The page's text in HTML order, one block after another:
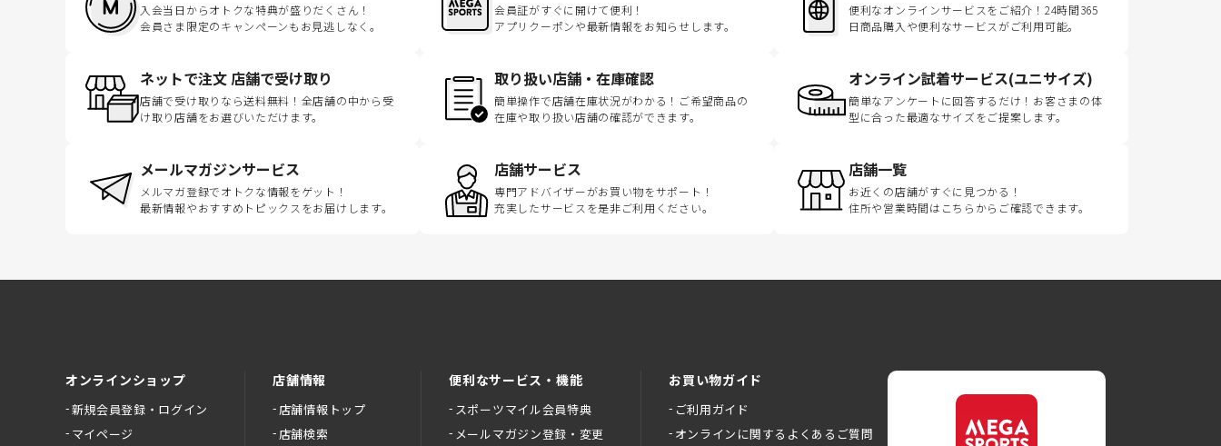
入会当日からオトクな特典が盛りだくさん！
会員さま限定のキャンペーンもお見逃しなく。
会員証がすぐに開けて便利！
アプリクーポンや最新情報をお知らせします。
便利なオンラインサービスをご紹介！24時間365
日商品購入や便利なサービスがご利用可能。
ネットで注文 店舗で受け取り
店舗で受け取りなら送料無料！全店舗の中から受
け取り店舗をお選びいただけます。
取り扱い店舗・在庫確認
簡単操作で店舗在庫状況がわかる！ご希望商品の
在庫や取り扱い店舗の確認ができます。
オンライン試着サービス(ユニサイズ)
簡単なアンケートに回答するだけ！お客さまの体
型に合った最適なサイズをご提案します。
メールマガジンサービス
メルマガ登録でオトクな情報をゲット！
最新情報やおすすめトピックスをお届けします。
店舗サービス
専門アドバイザーがお買い物をサポート！
充実したサービスを是非ご利用ください。
店舗一覧
お近くの店舗がすぐに見つかる！
住所や営業時間はこちらからご確認できます。
オンラインショップ
新規会員登録・ログイン
マイページ
店舗情報
店舗情報トップ
店舗検索
便利なサービス・機能
スポーツマイル会員特典
メールマガジン登録・変更
お買い物ガイド
ご利用ガイド
オンラインに関するよくあるご質問